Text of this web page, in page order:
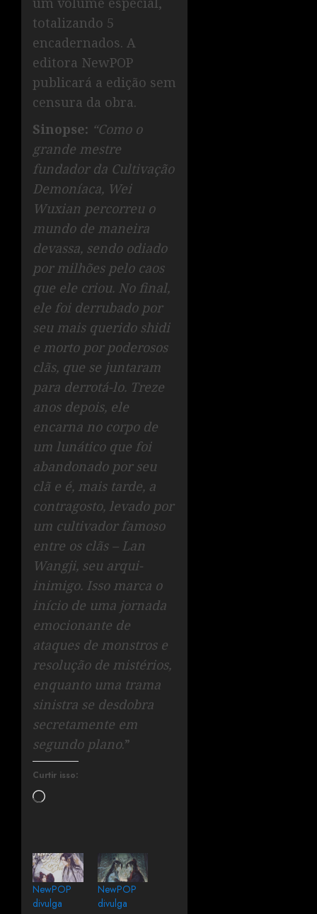
totalizando 5
encadernados. A
editora NewPOP
publicará a edição sem
censura da obra.
Sinopse: “Como o
grande mestre
fundador da Cultivação
Demoníaca, Wei
Wuxian percorreu o
mundo de maneira
devassa, sendo odiado
por milhões pelo caos
que ele criou. No final,
ele foi derrubado por
seu mais querido shidi
e morto por poderosos
clãs, que se juntaram
para derrotá-lo. Treze
anos depois, ele
encarna no corpo de
um lunático que foi
abandonado por seu
clã e é, mais tarde, a
contragosto, levado por
um cultivador famoso
entre os clãs – Lan
Wangji, seu arqui-
inimigo. Isso marca o
início de uma jornada
emocionante de
ataques de monstros e
resolução de mistérios,
enquanto uma trama
sinistra se desdobra
secretamente em
segundo plano.”
Curtir isso:
NewPOP
divulga
NewPOP
divulga